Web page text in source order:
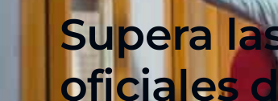
Supera
oficiales